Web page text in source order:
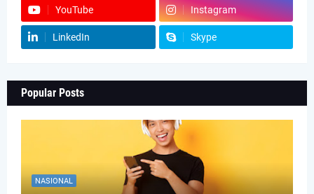
YouTube Instagram
LinkedIn Skype
Popular Posts
NASIONAL